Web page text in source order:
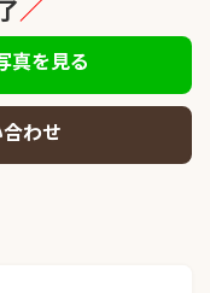
／
真を見る
わせ